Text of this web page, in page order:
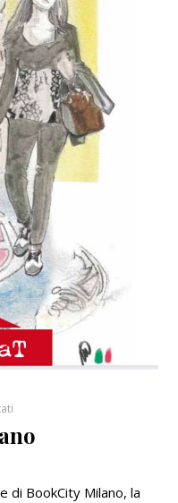
Cuore
Milano
di BookCity Milano, la